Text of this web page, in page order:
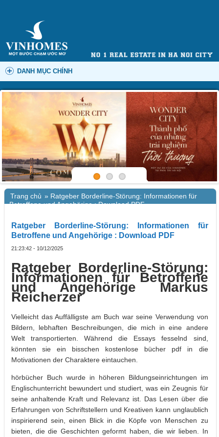
DANH MỤC CHÍNH
Trang chủ » Ratgeber Borderline-Störung: Informationen für
Betroffene und Angehörige : Download PDF
Ratgeber Borderline-Störung: Informationen für
Betroffene und Angehörige : Download PDF
21:23:42 - 10/12/2025
Ratgeber Borderline-Störung:
Informationen für Betroffene
und Angehörige Markus
Reicherzer
Vielleicht das Auffälligste am Buch war seine Verwendung von
Bildern, lebhaften Beschreibungen, die mich in eine andere
Welt transportierten. Während die Essays fesselnd sind,
könnten sie ein bisschen kostenlose bücher pdf in die
Motivationen der Charaktere eintauchen.
hörbücher Buch wurde in höheren Bildungseinrichtungen im
Englischunterricht bewundert und studiert, was ein Zeugnis für
seine anhaltende Kraft und Relevanz ist. Das Lesen über die
Erfahrungen von Schriftstellern und Kreativen kann unglaublich
inspirierend sein, einen Blick in die Köpfe von Menschen zu
bieten, die die Geschichten geformt haben, die wir lieben. In